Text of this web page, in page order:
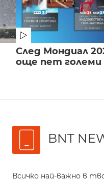
След Мондиал
още пет големи
BNT
Всичко най-важно в